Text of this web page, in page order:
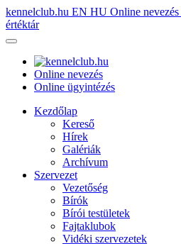
kennelclub.hu EN HU Online nevezés
értéktár
Online nevezés
Online ügyintézés
Kezdőlap
Kereső
Hírek
Galériák
Archívum
Szervezet
Vezetőség
Bírók
Bírói testületek
Fajtaklubok
Vidéki szervezetek